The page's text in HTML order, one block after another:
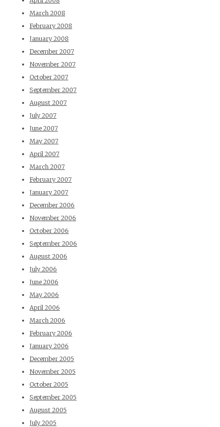
March 2008
February 2008
January 2008
December 2007
November 2007
October 2007
September 2007
August 2007
July 2007
June 2007
May 2007
April 2007
March 2007
February 2007
January 2007
December 2006
November 2006
October 2006
September 2006
August 2006
July 2006
June 2006
May 2006
April 2006
March 2006
February 2006
January 2006
December 2005
November 2005
October 2005
September 2005
August 2005
July 2005